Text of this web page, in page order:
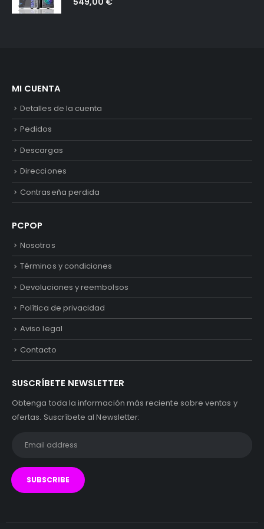
MI CUENTA
Detalles de la cuenta
Pedidos
Descargas
Direcciones
Contraseña perdida
PCPOP
Nosotros
Términos y condiciones
Devoluciones y reembolsos
Política de privacidad
Aviso legal
Contacto
SUSCRÍBETE NEWSLETTER
Obtenga toda la información más reciente sobre ventas y
ofertas. Suscríbete al Newsletter: